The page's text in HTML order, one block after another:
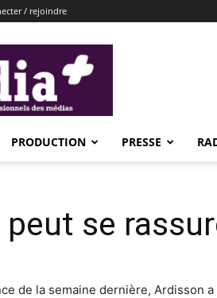
/ rejoindre
PRODUCTION PRESSE
se
de la semaine dernière, Ardisson